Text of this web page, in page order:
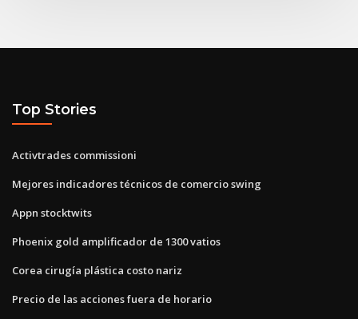
Top Stories
Activtrades commissioni
Mejores indicadores técnicos de comercio swing
Appn stocktwits
Phoenix gold amplificador de 1300 vatios
Corea cirugía plástica costo nariz
Precio de las acciones fuera de horario